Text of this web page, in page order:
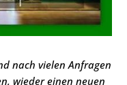
nach vielen Anfragen
wieder einen neuen